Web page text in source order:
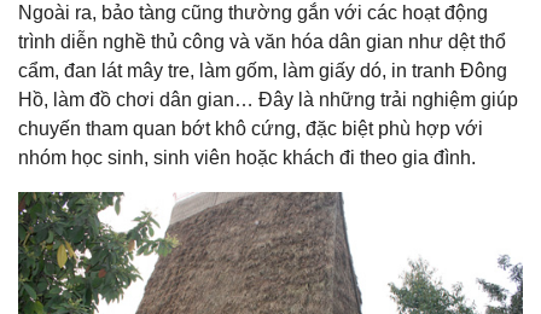
Ngoài ra, bảo tàng cũng thường gắn với các hoạt động
trình diễn nghề thủ công và văn hóa dân gian như dệt thổ
cẩm, đan lát mây tre, làm gốm, làm giấy dó, in tranh Đông
Hồ, làm đồ chơi dân gian… Đây là những trải nghiệm giúp
chuyến tham quan bớt khô cứng, đặc biệt phù hợp với
nhóm học sinh, sinh viên hoặc khách đi theo gia đình.